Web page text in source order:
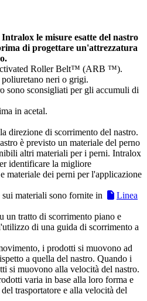
le misure esatte del nastro
di progettare un'attrezzatura
Roller Belt™ (ARB ™).
neri o grigi.
sono sconsigliati per gli accumuli di
in acetal.
direzione di scorrimento del nastro.
è previsto un materiale del perno
altri materiali per i perni. Intralox
identificare la migliore
materiale dei perni per l'applicazione
materiali sono fornite in
Linea
un tratto di scorrimento piano e
di una guida di scorrimento a
i prodotti si muovono ad
a quella del nastro. Quando i
si muovono alla velocità del nastro.
varia in base alla loro forma e
trasportatore e alla velocità del